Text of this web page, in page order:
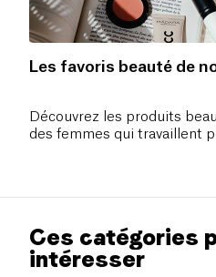
Les favoris beauté de
Découvrez les produits
des femmes qui travaillent
Ces catégories
intéresser